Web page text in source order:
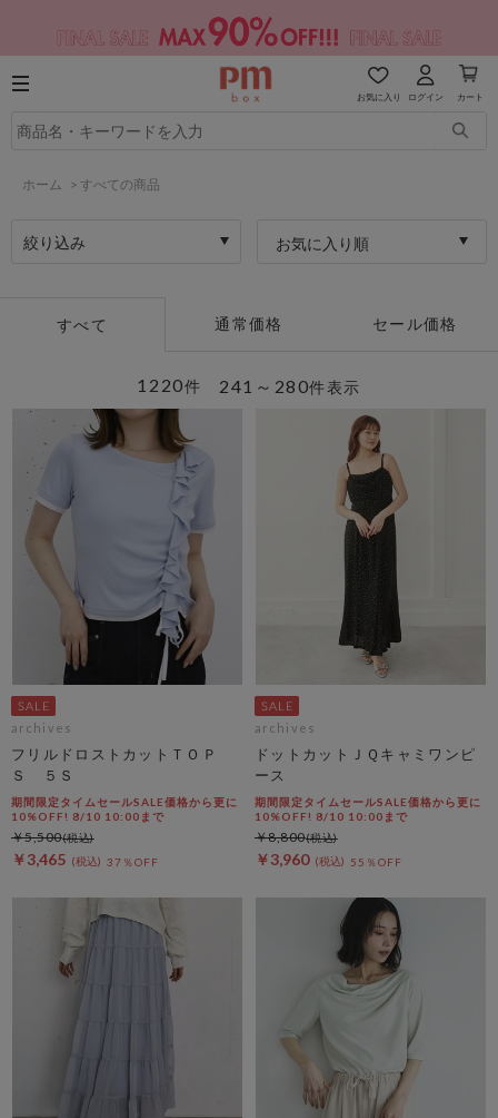
お気に入り ログイン カート
ホーム > すべての商品
絞り込み お気に入り順
すべて 通常価格 セール価格
241～280件表示
1220件
archives
フリルドロストカットＴＯＰ
Ｓ ５Ｓ
期間限定タイムセールSALE価格から更に
10%OFF! 8/10 10:00まで
￥3,465 37％OFF
￥5,500
archives
ドットカットＪＱキャミワンピ
ース
期間限定タイムセールSALE価格から更に
10%OFF! 8/10 10:00まで
￥3,960 55％OFF
￥8,800